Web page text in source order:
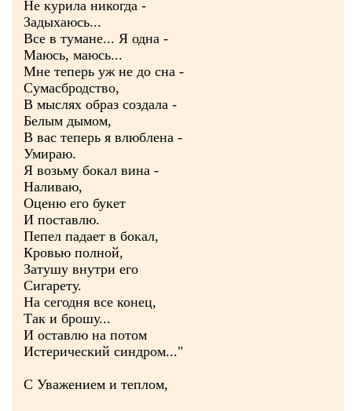
Не курила никогда -
Задыхаюсь...
Все в тумане... Я одна -
Маюсь, маюсь...
Мне теперь уж не до сна -
Сумасбродство,
В мыслях образ создала -
Белым дымом,
В вас теперь я влюблена -
Умираю.
Я возьму бокал вина -
Наливаю,
Оценю его букет
И поставлю.
Пепел падает в бокал,
Кровью полной,
Затушу внутри его
Сигарету.
На сегодня все конец,
Так и брошу...
И оставлю на потом
Истерический синдром..."
С Уважением и теплом,